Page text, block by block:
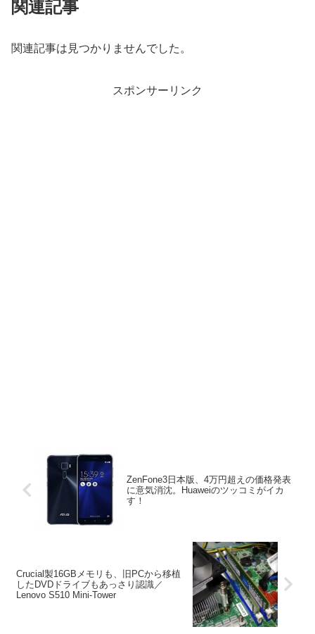
関連記事
関連記事は見つかりませんでした。
スポンサーリンク
ZenFone3日本版、4万円超えの価格発表
に意気消沈。Huaweiのツッコミがイカ
す！
Crucial製16GBメモリも、旧PCから移植
したDVDドライブもあっさり認識／
Lenovo S510 Mini-Tower